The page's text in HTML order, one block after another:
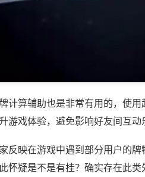
计算辅助也是非常有用的，使
戏体验，避免影响好友间互动
反映在游戏中遇到部分用户的牌
怀疑是不是有挂？确实存在此